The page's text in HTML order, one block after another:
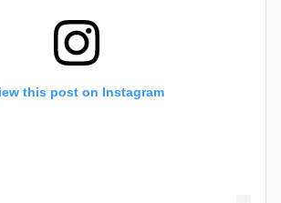
this post on Instagram